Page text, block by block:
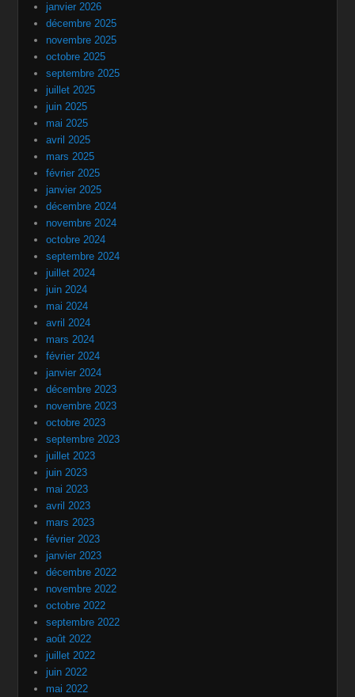
janvier 2026
décembre 2025
novembre 2025
octobre 2025
septembre 2025
juillet 2025
juin 2025
mai 2025
avril 2025
mars 2025
février 2025
janvier 2025
décembre 2024
novembre 2024
octobre 2024
septembre 2024
juillet 2024
juin 2024
mai 2024
avril 2024
mars 2024
février 2024
janvier 2024
décembre 2023
novembre 2023
octobre 2023
septembre 2023
juillet 2023
juin 2023
mai 2023
avril 2023
mars 2023
février 2023
janvier 2023
décembre 2022
novembre 2022
octobre 2022
septembre 2022
août 2022
juillet 2022
juin 2022
mai 2022